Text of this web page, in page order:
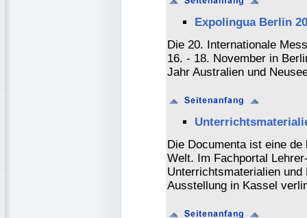
Expolingua Berlin
Die 20. Internationale
16. - 18. November in
Jahr Australien und
Die Documenta ist eine
Welt. Im Fachportal
Unterrichtsmaterialien
Ausstellung in Kassel